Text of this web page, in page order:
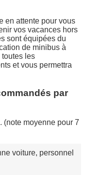
en attente pour vous
vos vacances hors
sont équipées du
de minibus à
toutes les
et vous permettra
par
(note moyenne pour 7
voiture, personnel